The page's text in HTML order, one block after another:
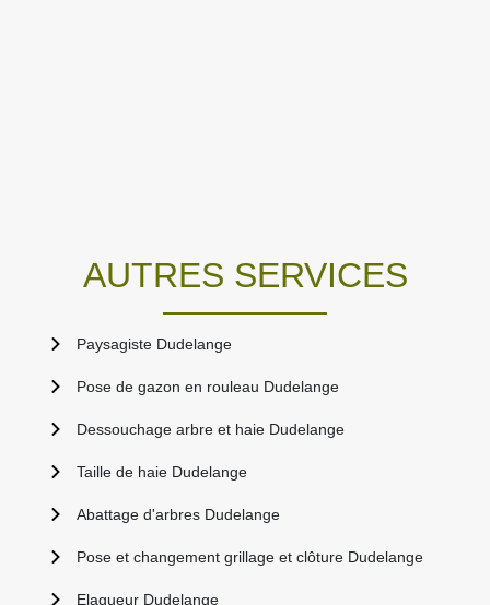
AUTRES SERVICES
Paysagiste Dudelange
Pose de gazon en rouleau Dudelange
Dessouchage arbre et haie Dudelange
Taille de haie Dudelange
Abattage d'arbres Dudelange
Pose et changement grillage et clôture Dudelange
Elagueur Dudelange